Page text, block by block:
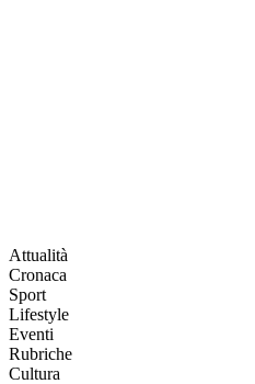
Attualità
Cronaca
Sport
Lifestyle
Eventi
Rubriche
Cultura